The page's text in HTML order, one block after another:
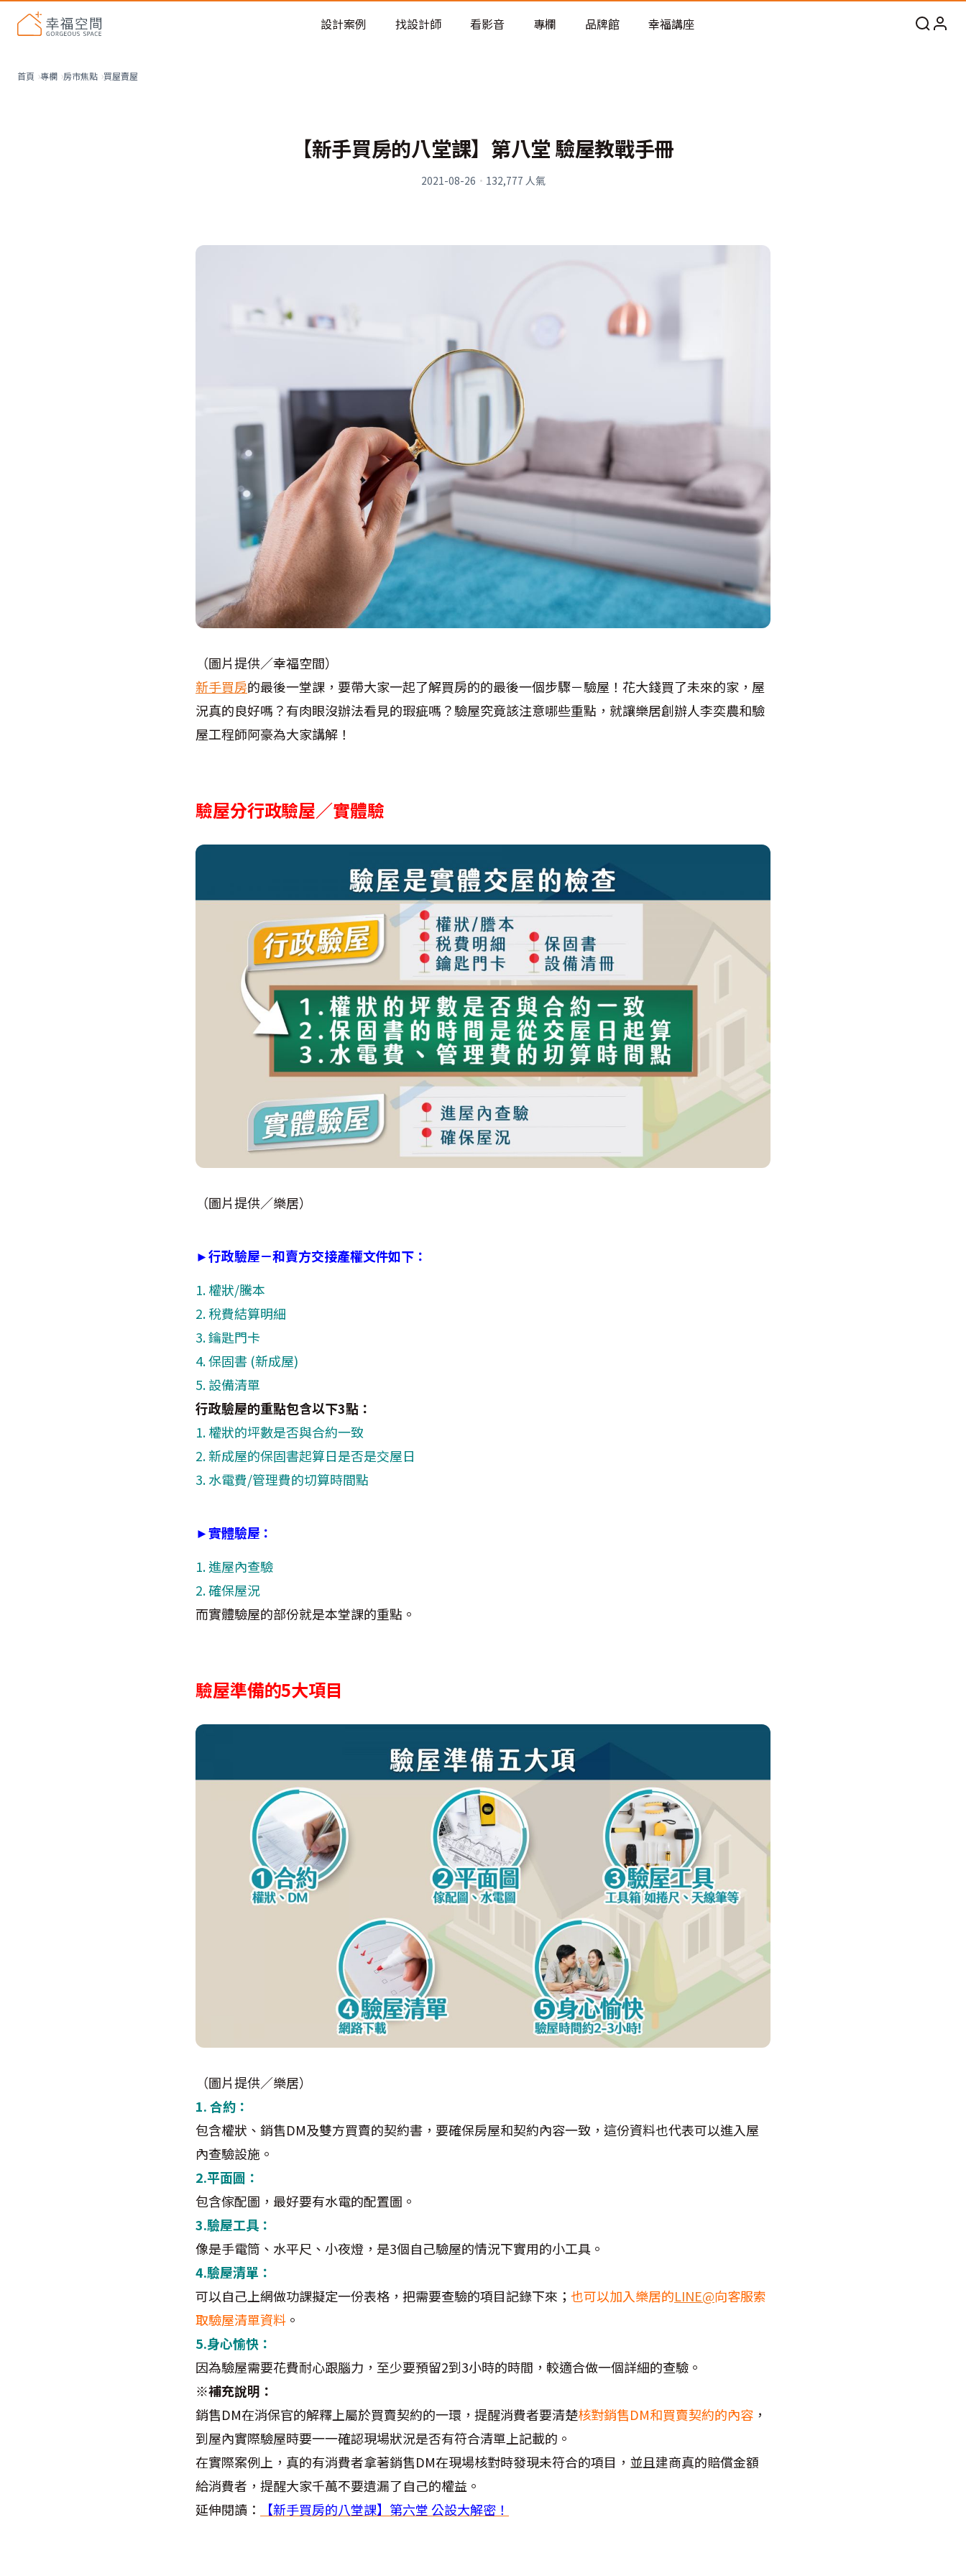
老屋預算分配與高 CP 值煥新術
設計案例 找設計師 看影音 專欄 品牌館 幸福講座
首頁 專欄 房市焦點 買屋賣屋
【新手買房的八堂課】第八堂 驗屋教戰手冊
2021-08-26 · 132,777 人氣
（圖片提供／幸福空間）
新手買房的最後一堂課，要帶大家一起了解買房的的最後一個步驟－驗屋！花大錢買了未來的家，屋
況真的良好嗎？有肉眼沒辦法看見的瑕疵嗎？驗屋究竟該注意哪些重點，就讓樂居創辦人李奕農和驗
屋工程師阿豪為大家講解！
驗屋分行政驗屋／實體驗
（圖片提供／樂居）
►行政驗屋－和賣方交接產權文件如下：
1. 權狀/騰本
2. 稅費結算明細
3. 鑰匙門卡
4. 保固書 (新成屋)
5. 設備清單
行政驗屋的重點包含以下3點：
1. 權狀的坪數是否與合約一致
2. 新成屋的保固書起算日是否是交屋日
3. 水電費/管理費的切算時間點
►實體驗屋：
1. 進屋內查驗
2. 確保屋況
而實體驗屋的部份就是本堂課的重點。
驗屋準備的5大項目
（圖片提供／樂居）
1. 合約：
包含權狀、銷售DM及雙方買賣的契約書，要確保房屋和契約內容一致，這份資料也代表可以進入屋
內查驗設施。
2.平面圖：
包含傢配圖，最好要有水電的配置圖。
3.驗屋工具：
像是手電筒、水平尺、小夜燈，是3個自己驗屋的情況下實用的小工具。
4.驗屋清單：
可以自己上網做功課擬定一份表格，把需要查驗的項目記錄下來； 也可以加入樂居的LINE@向客服索
取驗屋清單資料 。
5.身心愉快：
因為驗屋需要花費耐心跟腦力，至少要預留2到3小時的時間，較適合做一個詳細的查驗。
※補充說明：
銷售DM在消保官的解釋上屬於買賣契約的一環，提醒消費者要清楚核對銷售DM和買賣契約的內容 ，
到屋內實際驗屋時要一一確認現場狀況是否有符合清單上記載的。
在實際案例上，真的有消費者拿著銷售DM在現場核對時發現未符合的項目，並且建商真的賠償金額
給消費者，提醒大家千萬不要遺漏了自己的權益。
延伸閱讀：
【新手買房的八堂課】第六堂 公設大解密！